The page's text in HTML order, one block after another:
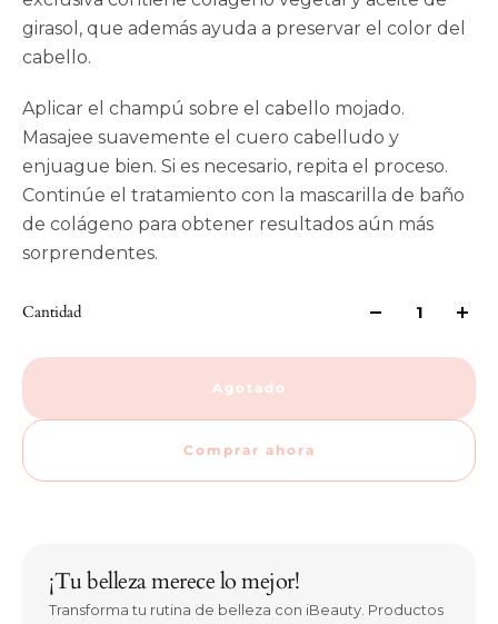
girasol, que además ayuda a preservar el color del
cabello.
Aplicar el champú sobre el cabello mojado.
Masajee suavemente el cuero cabelludo y
enjuague bien. Si es necesario, repita el proceso.
Continúe el tratamiento con la mascarilla de baño
de colágeno para obtener resultados aún más
sorprendentes.
Cantidad
Agotado
Comprar ahora
¡Tu belleza merece lo mejor!
Transforma tu rutina de belleza con iBeauty. Productos